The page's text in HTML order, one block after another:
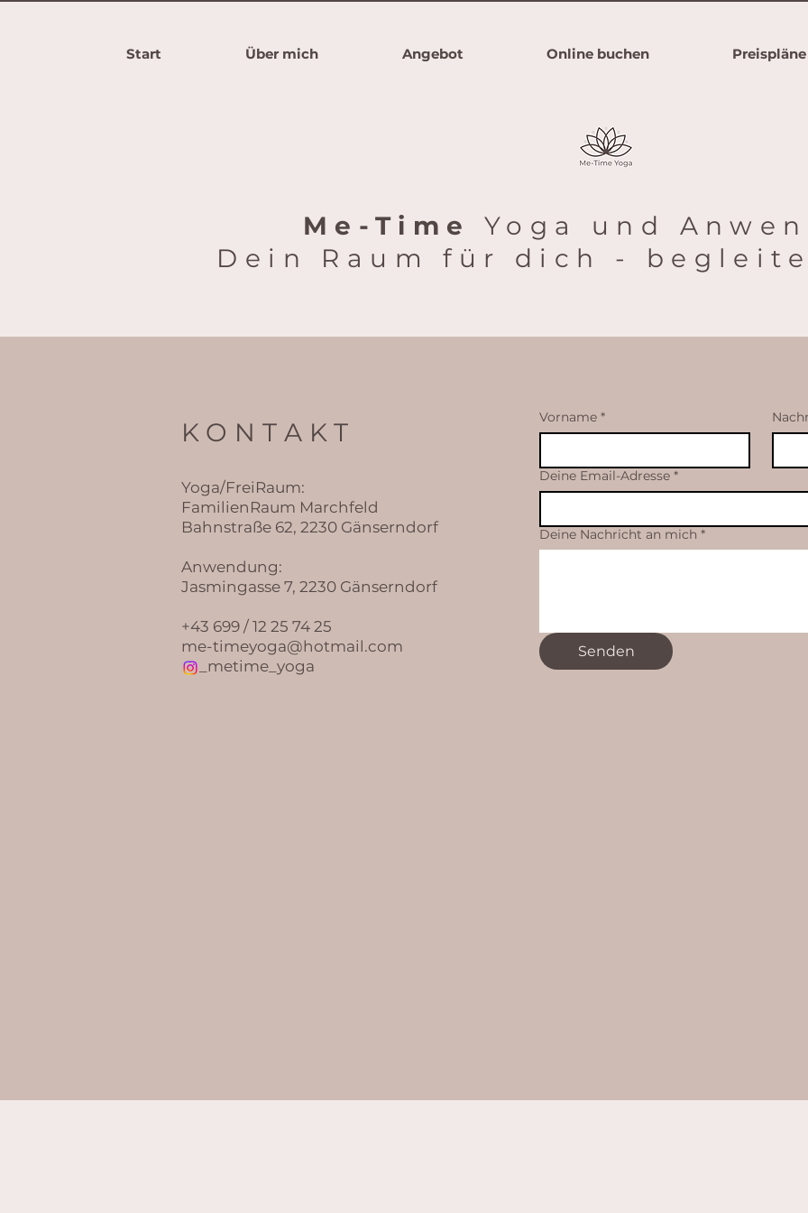
Start Über mich Angebot Online buchen Preispläne
Me-Time
Yoga und
Dein Raum für dich -
KONTAKT
Yoga/FreiRaum:
FamilienRaum Marchfeld
Bahnstraße 62, 2230 Gänserndorf
Anwendung:
Jasmingasse 7, 2230 Gänserndorf
+43 699 / 12 25 74 25
me-timeyoga@hotmail.com
_metime_yoga
Vorname *
Deine Email-Adresse *
Deine Nachricht an mich *
Senden